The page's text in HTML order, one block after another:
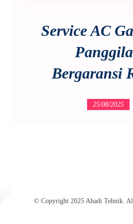
Service AC
Bergaransi
25/08/2025
© Copyright 2025 Abadi Tehnik. All